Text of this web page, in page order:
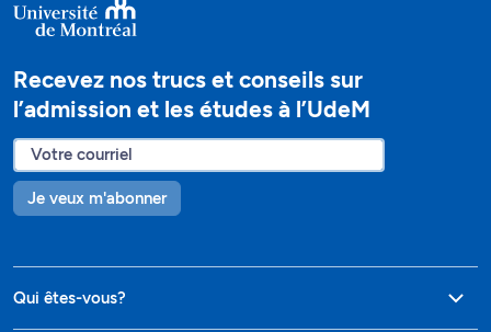
Recevez nos trucs et conseils sur
l’admission et les études à l’UdeM
Je veux m'abonner
Qui êtes-vous?